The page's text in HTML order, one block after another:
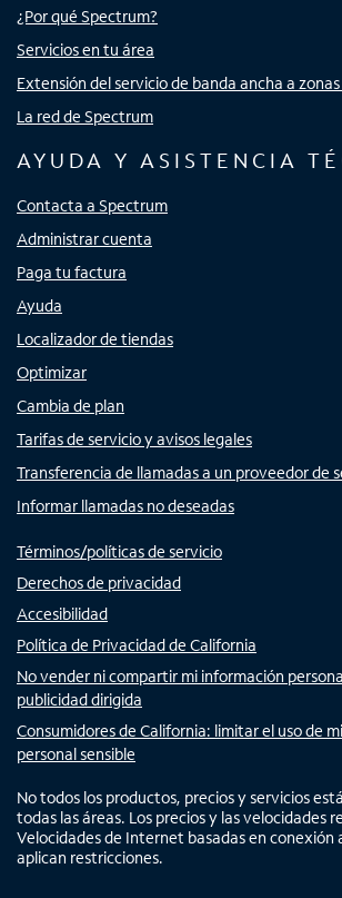
¿Por qué Spectrum?
Servicios en tu área
Extensión del servicio de banda ancha a
La red de Spectrum
AYUDA Y ASISTENCIA
Contacta a Spectrum
Administrar cuenta
Paga tu factura
Ayuda
Localizador de tiendas
Optimizar
Cambia de plan
Tarifas de servicio y avisos legales
Transferencia de llamadas a un proveedor de
Informar llamadas no deseadas
Términos/políticas de servicio
Derechos de privacidad
Accesibilidad
Política de Privacidad de California
No vender ni compartir mi información
publicidad dirigida
Consumidores de California: limitar el uso de
personal sensible
No todos los productos, precios y servicios
todas las áreas. Los precios y las velocidades
Velocidades de Internet basadas en conexión
aplican restricciones.